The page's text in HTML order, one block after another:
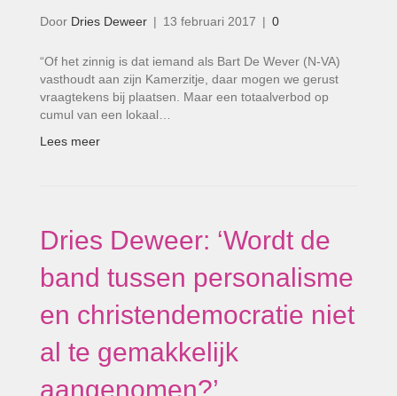
Door Dries Deweer | 13 februari 2017 | 0
“Of het zinnig is dat iemand als Bart De Wever (N-VA)
vasthoudt aan zijn Kamerzitje, daar mogen we gerust
vraagtekens bij plaatsen. Maar een totaalverbod op
cumul van een lokaal…
Lees meer
Dries Deweer: ‘Wordt de
band tussen personalisme
en christendemocratie niet
al te gemakkelijk
aangenomen?’